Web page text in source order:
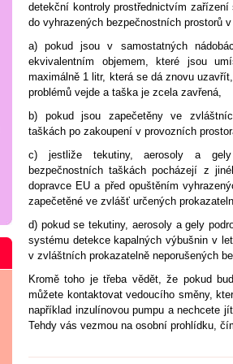
detekční kontroly prostřednictvím
do vyhrazených bezpečnostních prostorů
a) pokud jsou v samostatných
ekvivalentním objemem, které jsou
maximálně 1 litr, která se dá znovu
problémů vejde a taška je zcela zavřená,
b) pokud jsou zapečetěny ve
taškách po zakoupení v provozních
c) jestliže tekutiny, aerosoly a gely
bezpečnostních taškách pocházejí z
dopravce EU a před opuštěním
zapečetěné ve zvlášť určených
d) pokud se tekutiny, aerosoly a gely
systému detekce kapalných výbušnin v
v zvláštních prokazatelně neporušených
Kromě toho je třeba vědět, že pokud
můžete kontaktovat vedoucího směny,
například inzulínovou pumpu a nechcete
Tehdy vás vezmou na osobní prohlídku,